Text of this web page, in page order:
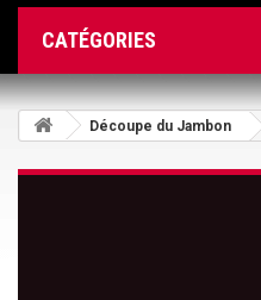
CATÉGORIES
Découpe du Jambon